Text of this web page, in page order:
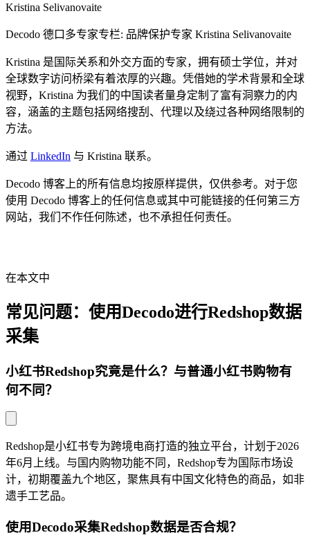
Kristina Selivanovaite
Decodo 德口多专家专栏: 品牌保护专家 Kristina Selivanovaite
Kristina 是国际关系和外交方面的专家，拥有硕士学位，并对
全球数字访问桥梁有着浓厚的兴趣。凭借她的学术背景和全球
视野，Kristina 为我们的中国读者量身定制了富有洞察力的内
容，涵盖的主题包括网络搜刮、代理以及绕过各种网络限制的
方法。
通过 LinkedIn 与 Kristina 联系。
Decodo 博客上的所有信息均按原样提供，仅供参考。对于您
使用 Decodo 博客上的任何信息或其中可能链接的任何第三方
网站，我们不作任何陈述，也不承担任何责任。
在本文中
常见问题：使用Decodo进行Redshop数据
采集
小红书Redshop究竟是什么？与普通小红书购物有
何不同？
Redshop是小红书专为跨境电商打造的独立平台，计划于2026
年6月上线。与国内购物功能不同，Redshop专为国际市场设
计，初期覆盖九个地区，聚焦具有中国文化特色的商品，如非
遗手工艺品。
使用Decodo采集Redshop数据是否合规？